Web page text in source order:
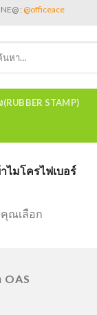
: @officeace
STAMP)
ไมโครไฟเบอร์
ณเลือก